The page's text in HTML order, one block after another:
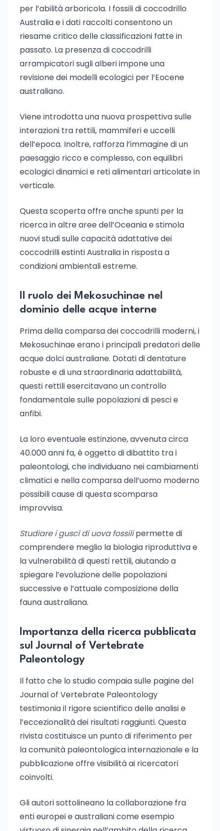
per l’abilità arboricola. I fossili di coccodrillo
Australia e i dati raccolti consentono un
riesame critico delle classificazioni fatte in
passato. La presenza di coccodrilli
arrampicatori sugli alberi impone una
revisione dei modelli ecologici per l’Eocene
australiano.
Viene introdotta una nuova prospettiva sulle
interazioni tra rettili, mammiferi e uccelli
dell’epoca. Inoltre, rafforza l’immagine di un
paesaggio ricco e complesso, con equilibri
ecologici dinamici e reti alimentari articolate in
verticale.
Questa scoperta offre anche spunti per la
ricerca in altre aree dell’Oceania e stimola
nuovi studi sulle capacità adattative dei
coccodrilli estinti Australia in risposta a
condizioni ambientali estreme.
Il ruolo dei Mekosuchinae nel
dominio delle acque interne
Prima della comparsa dei coccodrilli moderni, i
Mekosuchinae erano i principali predatori delle
acque dolci australiane. Dotati di dentature
robuste e di una straordinaria adattabilità,
questi rettili esercitavano un controllo
fondamentale sulle popolazioni di pesci e
anfibi.
La loro eventuale estinzione, avvenuta circa
40.000 anni fa, è oggetto di dibattito tra i
paleontologi, che individuano nei cambiamenti
climatici e nella comparsa dell’uomo moderno
possibili cause di questa scomparsa
improvvisa.
Studiare i gusci di uova fossilipermette di
comprendere meglio la biologia riproduttiva e
la vulnerabilità di questi rettili, aiutando a
spiegare l’evoluzione delle popolazioni
successive e l’attuale composizione della
fauna australiana.
Importanza della ricerca pubblicata
sul Journal of Vertebrate
Paleontology
Il fatto che lo studio compaia sulle pagine del
Journal of Vertebrate Paleontology
testimonia il rigore scientifico delle analisi e
l’eccezionalità dei risultati raggiunti. Questa
rivista costituisce un punto di riferimento per
la comunità paleontologica internazionale e la
pubblicazione offre visibilità ai ricercatori
coinvolti.
Gli autori sottolineano la collaborazione fra
enti europei e australiani come esempio